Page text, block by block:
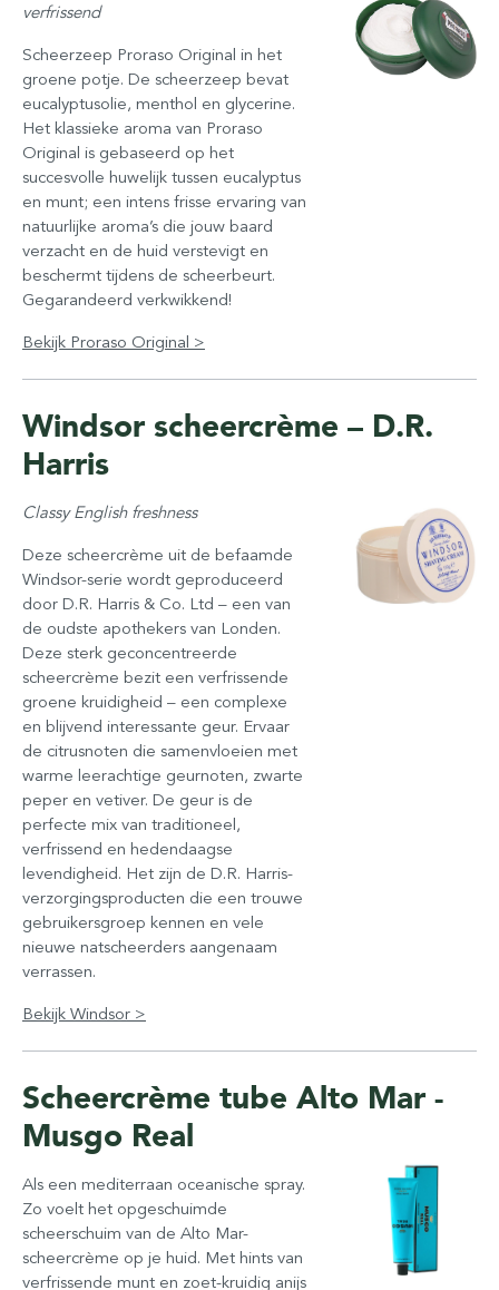
verfrissend
Scheerzeep Proraso Original in het
groene potje. De scheerzeep bevat
eucalyptusolie, menthol en glycerine.
Het klassieke aroma van Proraso
Original is gebaseerd op het
succesvolle huwelijk tussen eucalyptus
en munt; een intens frisse ervaring van
natuurlijke aroma’s die jouw baard
verzacht en de huid verstevigt en
beschermt tijdens de scheerbeurt.
Gegarandeerd verkwikkend!
Bekijk Proraso Original >
Windsor scheercrème – D.R.
Harris
Classy English freshness
Deze scheercrème uit de befaamde
Windsor-serie wordt geproduceerd
door D.R. Harris & Co. Ltd – een van
de oudste apothekers van Londen.
Deze sterk geconcentreerde
scheercrème bezit een verfrissende
groene kruidigheid – een complexe
en blijvend interessante geur. Ervaar
de citrusnoten die samenvloeien met
warme leerachtige geurnoten, zwarte
peper en vetiver. De geur is de
perfecte mix van traditioneel,
verfrissend en hedendaagse
levendigheid. Het zijn de D.R. Harris-
verzorgingsproducten die een trouwe
gebruikersgroep kennen en vele
nieuwe natscheerders aangenaam
verrassen.
Bekijk Windsor >
Scheercrème tube Alto Mar -
Musgo Real
Als een mediterraan oceanische spray.
Zo voelt het opgeschuimde
scheerschuim van de Alto Mar-
scheercrème op je huid. Met hints van
verfrissende munt en zoet-kruidig anijs